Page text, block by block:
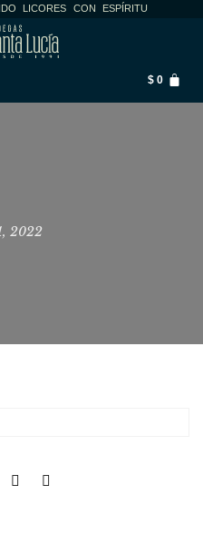
LICORES CON ESPÍRITU
$ 0
2022